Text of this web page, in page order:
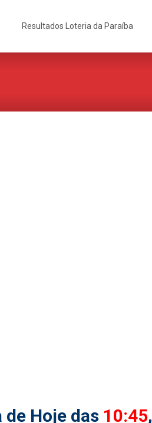
Resultados Loteria da Paraíba
Hoje das 10:45,